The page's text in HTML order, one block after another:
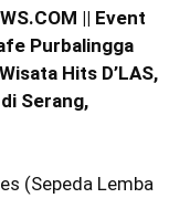
|| Event
Purbalingga
Hits D’LAS,
Serang,
(Sepeda Lemba